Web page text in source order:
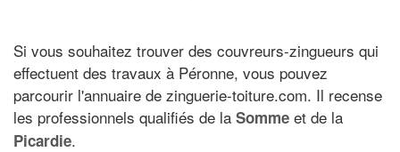
Si vous souhaitez trouver des couvreurs-zingueurs qui
effectuent des travaux à Péronne, vous pouvez
parcourir l'annuaire de zinguerie-toiture.com. Il recense
les professionnels qualifiés de la Somme et de la
Picardie.